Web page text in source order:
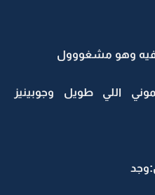
فيه وهو مشغووول
اللي طويل وجوبينيز